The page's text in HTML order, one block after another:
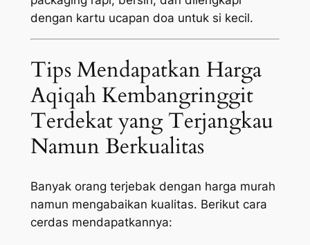
dengan kartu ucapan doa untuk si kecil.
Tips Mendapatkan Harga
Aqiqah Kembangringgit
Terdekat yang Terjangkau
Namun Berkualitas
Banyak orang terjebak dengan harga murah
namun mengabaikan kualitas. Berikut cara
cerdas mendapatkannya: